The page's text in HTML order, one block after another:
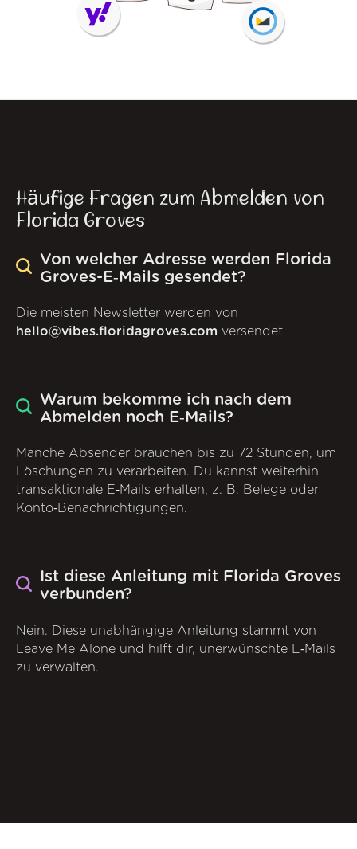
Häufige Fragen zum Abmelden von
Florida Groves
Von welcher Adresse werden Florida
Groves-E‑Mails gesendet?
Die meisten Newsletter werden von
hello@vibes.floridagroves.com versendet
Warum bekomme ich nach dem
Abmelden noch E‑Mails?
Manche Absender brauchen bis zu 72 Stunden, um
Löschungen zu verarbeiten. Du kannst weiterhin
transaktionale E‑Mails erhalten, z. B. Belege oder
Konto‑Benachrichtigungen.
Ist diese Anleitung mit Florida Groves
verbunden?
Nein. Diese unabhängige Anleitung stammt von
Leave Me Alone und hilft dir, unerwünschte E‑Mails
zu verwalten.